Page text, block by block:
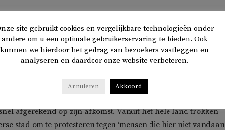
activist Tommy Robinson en miljardair Elon Musk
aan het oplaaien van de racistische protesten in Belfast,
omroep ABC. Via sociale media riepen zij op tot
vermeende indringers.
nadat een Soedanese statushouder een man op straat ernstig
steekpartij. Hoewel nog onduidelijk is wat zijn motief was
afgerekend op zijn afkomst. Vanuit het hele land trokken
stad om te protesteren tegen ‘mensen die hier niet vandaan
site gebruikt cookies en vergelijkbare technologieën onder
andere om u een optimale gebruikerservaring te bieden. Ook
kunnen we hierdoor het gedrag van bezoekers vastleggen en
analyseren en daardoor onze website verbeteren.
Annuleren Akkoord